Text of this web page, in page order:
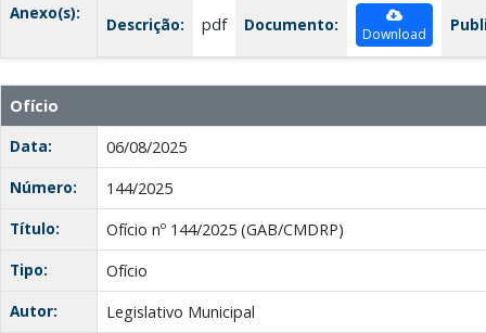
Anexo(s):
Descrição: pdf Documento: Download
Ofício
Data:
06/08/2025
Número:
144/2025
Título:
Ofício nº 144/2025 (GAB/CMDRP)
Tipo:
Ofício
Autor:
Legislativo Municipal